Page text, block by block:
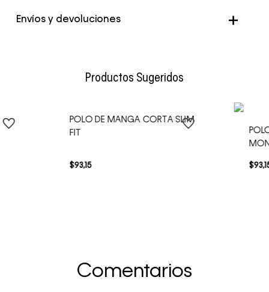
Genero Hombre
Envíos y devoluciones
Productos Sugeridos
POLO DE MANGA CORTA SLIM
FIT
$93,15 $93,
Comentarios